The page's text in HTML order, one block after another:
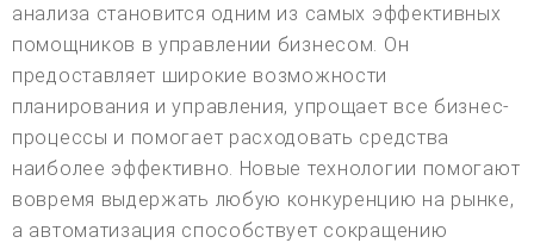
анализа становится одним из самых эффективных
помощников в управлении бизнесом. Он
предоставляет широкие возможности
планирования и управления, упрощает все бизнес-
процессы и помогает расходовать средства
наиболее эффективно. Новые технологии помогают
вовремя выдержать любую конкуренцию на рынке,
а автоматизация способствует сокращению